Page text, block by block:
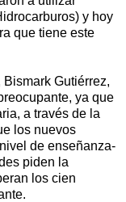
y hoy
que tiene este
Gutiérrez,
ya que
a través de la
los nuevos
de enseñanza-
piden la
los cien